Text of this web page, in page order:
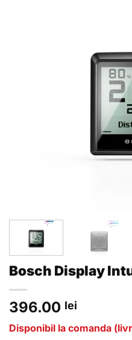
Bosch Display
396.00 lei
Disponibil la comanda